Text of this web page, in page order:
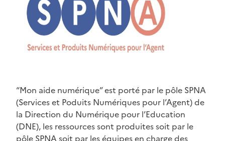
“Mon aide numérique” est porté par le pôle SPNA
(Services et Poduits Numériques pour l’Agent) de
la Direction du Numérique pour l’Education
(DNE), les ressources sont produites soit par le
pôle SPNA soit par les équipes en charge des